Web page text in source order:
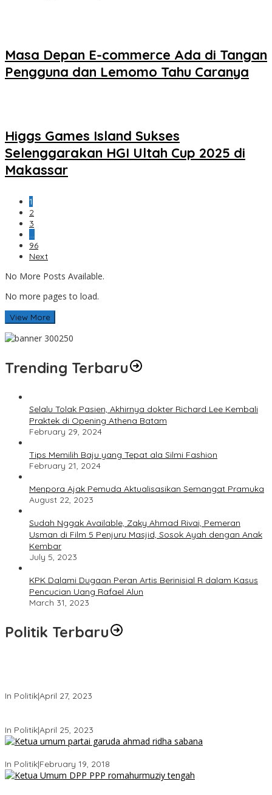
Masa Depan E-commerce Ada di Tangan
Pengguna dan Lemomo Tahu Caranya
Higgs Games Island Sukses
Selenggarakan HGI Ultah Cup 2025 di
Makassar
1
2
3
…
96
Next
No More Posts Available.
No more pages to load.
View More
Trending Terbaru
Selalu Tolak Pasien, Akhirnya dokter Richard Lee Kembali
Praktek di Opening Athena Batam
February 29, 2024
Tips Memilih Baju yang Tepat ala Silmi Fashion
February 21, 2024
Menpora Ajak Pemuda Aktualisasikan Semangat Pramuka
August 22, 2023
Sudah Nggak Available, Zaky Ahmad Rivai, Pemeran
Usman di Film 5 Penjuru Masjid, Sosok Ayah dengan Anak
Kembar
July 5, 2023
KPK Dalami Dugaan Peran Artis Berinisial R dalam Kasus
Pencucian Uang Rafael Alun
March 31, 2023
Politik Terbaru
In Politik|April 27, 2023
In Politik|April 25, 2023
In Politik|February 19, 2018